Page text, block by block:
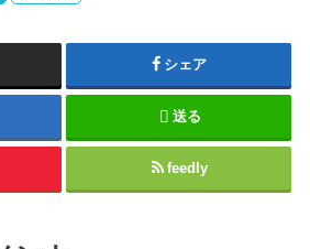
シェア
送る
feedly